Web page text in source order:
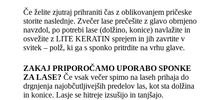
Če želite zjutraj prihraniti čas z oblikovanjem pričeske
storite naslednje. Zvečer lase prečešite z glavo obrnjeno
navzdol, po potrebi lase (dolžino, konice) navlažite in
osvežite z LITE KERATIN sprejem in jih zavrtite v
svitek – polž, ki ga s sponko pritrdite na vrhu glave.
ZAKAJ PRIPOROČAMO UPORABO SPONKE
ZA LASE? Če vsak večer spimo na laseh prihaja do
drgnjenja najobčutljivejših predelov las, kot sta dolžina
in konice. Lasje se hitreje izsušijo in tanjšajo.